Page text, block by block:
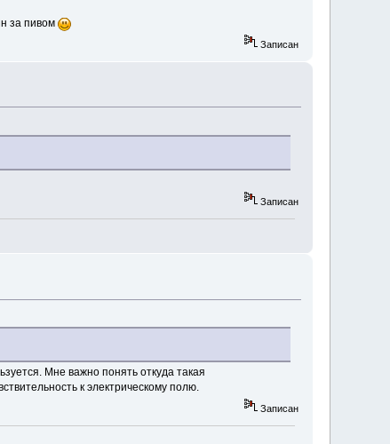
за пивом
Записан
Записан
Мне важно понять откуда такая
к электрическому полю.
Записан